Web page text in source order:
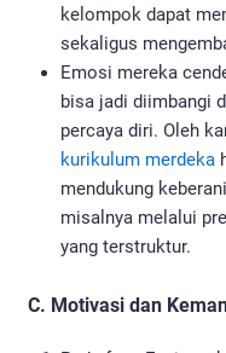
kelompok dapat
sekaligus
Emosi mereka
bisa jadi diimbangi
percaya diri. Oleh
kurikulum merdeka
mendukung
misalnya melalui
yang terstruktur.
C. Motivasi dan